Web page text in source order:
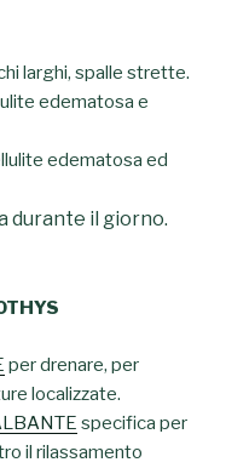
larghi, spalle strette.
edematosa e
edematosa ed
durante il giorno.
per drenare, per
localizzate.
specifica per
il rilassamento